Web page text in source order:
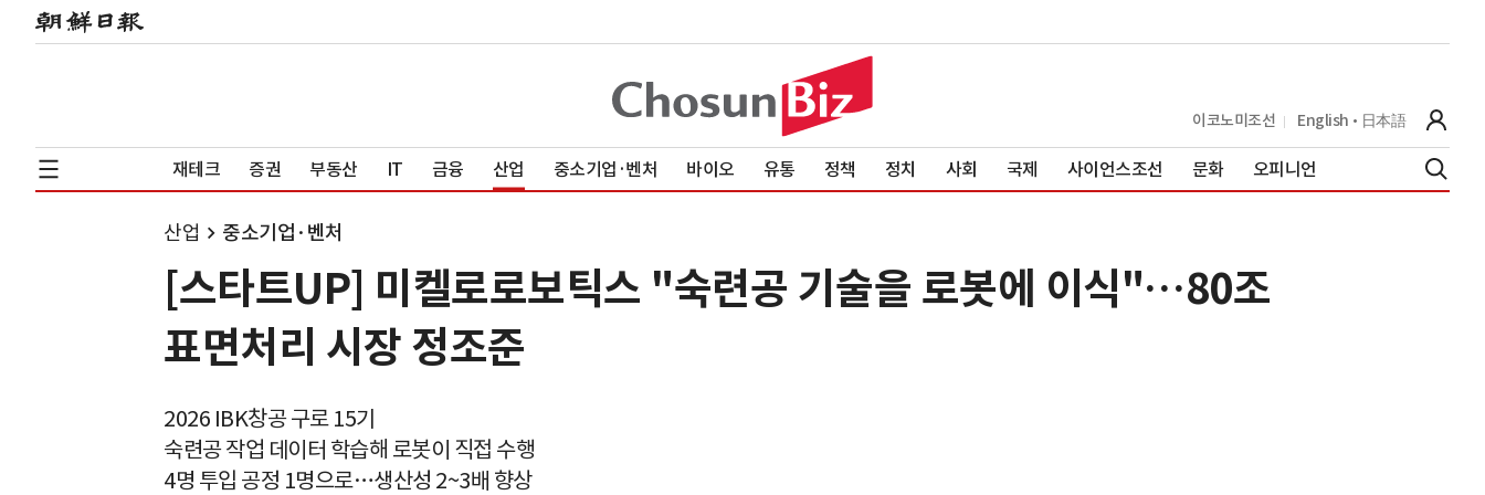
이코노미조선 English 日本語
재테크 증권 부동산 IT 금융 산업 중소기업·벤처 바이오 유통 정책 정치 사회 국제 사이언스조선 문화 오피니언
산업 중소기업·벤처
[스타트UP] 미켈로로보틱스 "숙련공 기술을 로봇에 이식"…80조
표면처리 시장 정조준
2026 IBK창공 구로 15기
숙련공 작업 데이터 학습해 로봇이 직접 수행
4명 투입 공정 1명으로…생산성 2~3배 향상